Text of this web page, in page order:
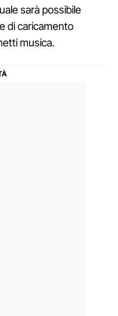
sarà possibile
di caricamento
musica.